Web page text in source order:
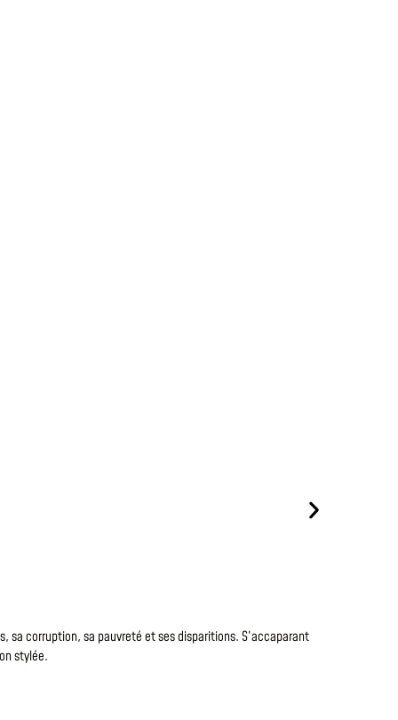
sa corruption, sa pauvreté et ses disparitions. S’accaparant
stylée.